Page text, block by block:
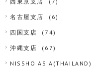
名古屋支店 (6)
四国支店 (74)
沖縄支店 (67)
NISSHO ASIA(THAILAND)